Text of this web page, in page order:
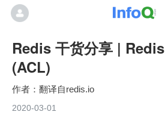
Redis 干货分享 |
(ACL)
翻译自redis.io
2020-03-01